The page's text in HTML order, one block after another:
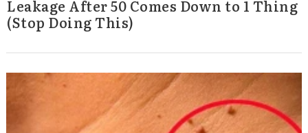
Leakage After 50 Comes Down to 1 Thing
(Stop Doing This)